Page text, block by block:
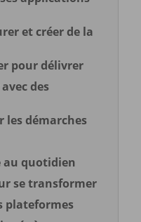
et créer de la
pour délivrer
des
les démarches
quotidien
se transformer
plateformes